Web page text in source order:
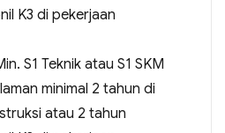
K3 di pekerjaan
S1 Teknik atau S1 SKM
minimal 2 tahun di
atau 2 tahun